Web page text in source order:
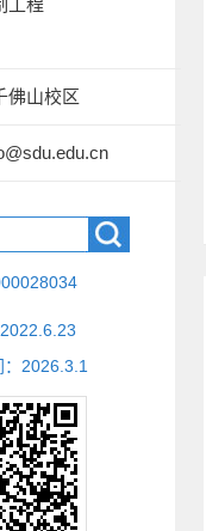
工程
佛山校区
2022 6 23
2026 3 1